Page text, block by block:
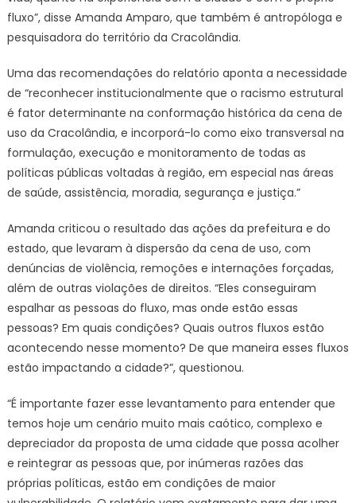
fluxo”, disse Amanda Amparo, que também é antropóloga e
pesquisadora do território da Cracolândia.
Uma das recomendações do relatório aponta a necessidade
de “reconhecer institucionalmente que o racismo estrutural
é fator determinante na conformação histórica da cena de
uso da Cracolândia, e incorporá-lo como eixo transversal na
formulação, execução e monitoramento de todas as
políticas públicas voltadas à região, em especial nas áreas
de saúde, assistência, moradia, segurança e justiça.”
Amanda criticou o resultado das ações da prefeitura e do
estado, que levaram à dispersão da cena de uso, com
denúncias de violência, remoções e internações forçadas,
além de outras violações de direitos. “Eles conseguiram
espalhar as pessoas do fluxo, mas onde estão essas
pessoas? Em quais condições? Quais outros fluxos estão
acontecendo nesse momento? De que maneira esses fluxos
estão impactando a cidade?”, questionou.
“É importante fazer esse levantamento para entender que
temos hoje um cenário muito mais caótico, complexo e
depreciador da proposta de uma cidade que possa acolher
e reintegrar as pessoas que, por inúmeras razões das
próprias políticas, estão em condições de maior